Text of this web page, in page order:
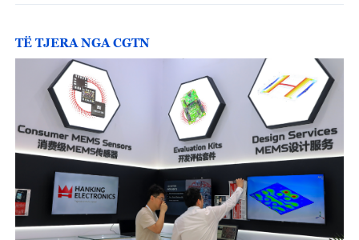
TË TJERA NGA CGTN